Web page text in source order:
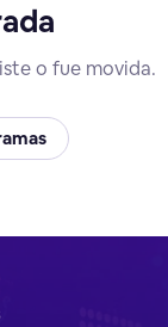
o fue movida.